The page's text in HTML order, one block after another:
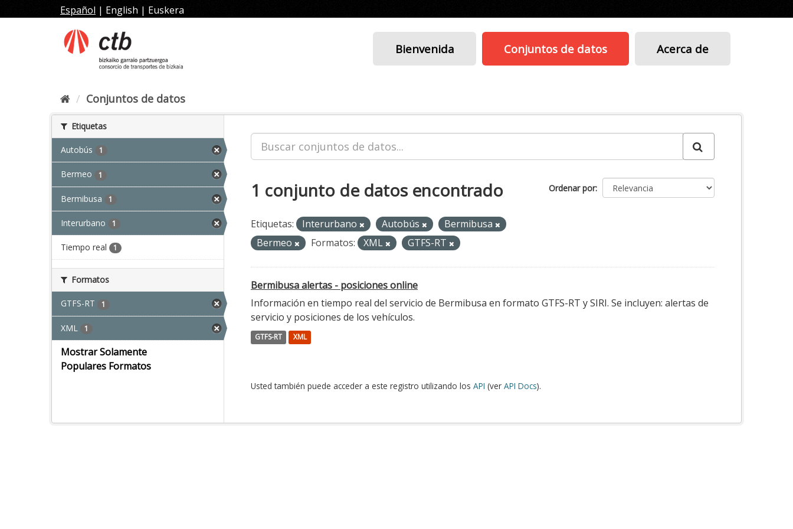
al
Español | English | Euskera
Bienvenida Conjuntos de datos Acerca de
Conjuntos de datos
Etiquetas
Autobús 1
Bermeo 1
Bermibusa 1
Interurbano 1
Tiempo real 1
Formatos
GTFS-RT 1
XML 1
Mostrar Solamente
Populares Formatos
Ordenar por
1 conjunto de datos encontrado
Etiquetas: Interurbano Autobús
Bermibusa
Bermeo
Formatos: XML GTFS-RT
Bermibusa alertas - posiciones online
Información en tiempo real del servicio de Bermibusa en formato GTFS-RT y SIRI. Se incluyen: alertas de
servicio y posiciones de los vehículos.
GTFS-RT XML
Usted también puede acceder a este registro utilizando los API (ver API Docs).